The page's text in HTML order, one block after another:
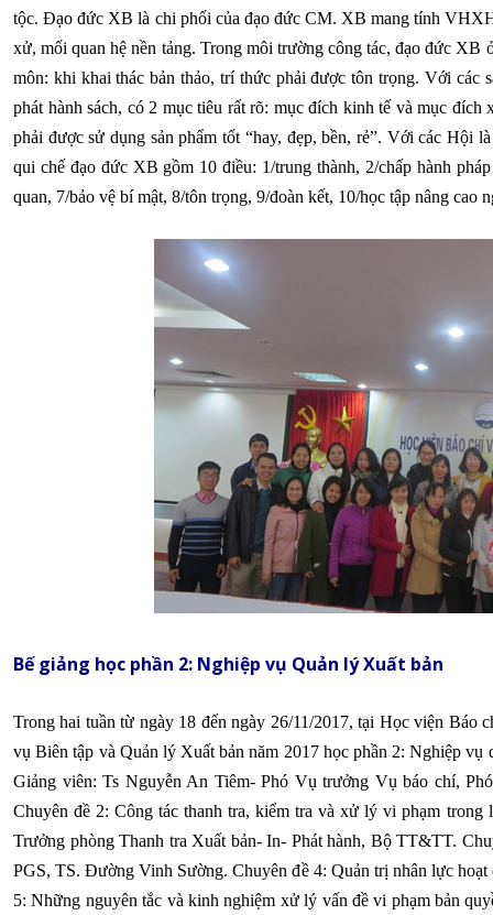
tộc. Đạo đức XB là chi phối của đạo đức CM. XB mang tính
xử, mối quan hệ nền tảng. Trong môi trường công tác, đạo đức XB
môn: khi khai thác bản thảo, trí thức phải được tôn trọng. Với các
phát hành sách, có 2 mục tiêu rất rõ: mục đích kinh tế và mục
phải được sử dụng sản phẩm tốt “hay, đẹp, bền, rẻ”. Với các Hội
qui chế đạo đức XB gồm 10 điều: 1/trung thành, 2/chấp hành
quan, 7/bảo vệ bí mật, 8/tôn trọng, 9/đoàn kết, 10/học tập nâng cao
Bế giảng học phần 2: Nghiệp vụ Quản lý Xuất bản
Trong hai tuần từ ngày 18 đến ngày 26/11/2017, tại Học viện
vụ Biên tập và Quản lý Xuất bản năm 2017 học phần 2: Nghiệp
Giảng viên: Ts Nguyễn An Tiêm- Phó Vụ trưởng Vụ báo chí,
Chuyên đề 2: Công tác thanh tra, kiểm tra và xử lý vi phạm
Trưởng phòng Thanh tra Xuất bản- In- Phát hành, Bộ TT&TT.
PGS, TS. Đường Vinh Sường. Chuyên đề 4: Quản trị nhân lực
5: Những nguyên tắc và kinh nghiệm xử lý vấn đề vi phạm bản